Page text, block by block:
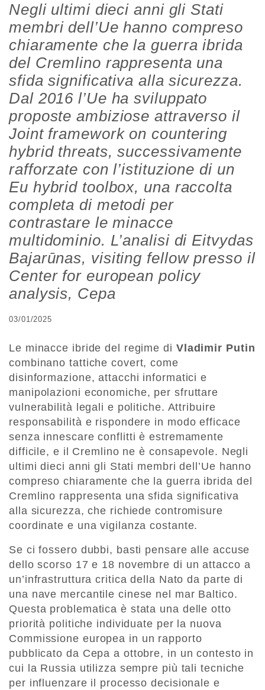
Negli ultimi dieci anni gli Stati
membri dell’Ue hanno compreso
chiaramente che la guerra ibrida
del Cremlino rappresenta una
sfida significativa alla sicurezza.
Dal 2016 l’Ue ha sviluppato
proposte ambiziose attraverso il
Joint framework on countering
hybrid threats, successivamente
rafforzate con l’istituzione di un
Eu hybrid toolbox, una raccolta
completa di metodi per
contrastare le minacce
multidominio. L’analisi di Eitvydas
Bajarūnas, visiting fellow presso il
Center for european policy
analysis, Cepa
03/01/2025
Le minacce ibride del regime di Vladimir Putin
combinano tattiche covert, come
disinformazione, attacchi informatici e
manipolazioni economiche, per sfruttare
vulnerabilità legali e politiche. Attribuire
responsabilità e rispondere in modo efficace
senza innescare conflitti è estremamente
difficile, e il Cremlino ne è consapevole. Negli
ultimi dieci anni gli Stati membri dell’Ue hanno
compreso chiaramente che la guerra ibrida del
Cremlino rappresenta una sfida significativa
alla sicurezza, che richiede contromisure
coordinate e una vigilanza costante.
Se ci fossero dubbi, basti pensare alle accuse
dello scorso 17 e 18 novembre di un attacco a
un’infrastruttura critica della Nato da parte di
una nave mercantile cinese nel mar Baltico.
Questa problematica è stata una delle otto
priorità politiche individuate per la nuova
Commissione europea in un rapporto
pubblicato da Cepa a ottobre, in un contesto in
cui la Russia utilizza sempre più tali tecniche
per influenzare il processo decisionale e